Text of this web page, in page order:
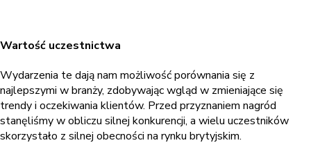
Wartość uczestnictwa
Wydarzenia te dają nam możliwość porównania się z
najlepszymi w branży, zdobywając wgląd w zmieniające się
trendy i oczekiwania klientów. Przed przyznaniem nagród
stanęliśmy w obliczu silnej konkurencji, a wielu uczestników
skorzystało z silnej obecności na rynku brytyjskim.